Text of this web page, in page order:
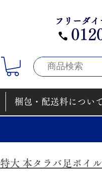
フリーダイ
梱包・配送料につい
特大 本タラバ足ボイ